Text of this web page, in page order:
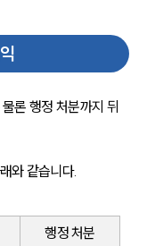
론 행정 처분까지 뒤
와 같습니다.
행정 처분